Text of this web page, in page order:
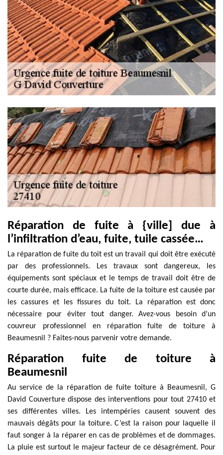
Réparation de fuite à {ville] due à
l’infiltration d’eau, fuite, tuile cassée…
La réparation de fuite du toit est un travail qui doit être exécuté
par des professionnels. Les travaux sont dangereux, les
équipements sont spéciaux et le temps de travail doit être de
courte durée, mais efficace. La fuite de la toiture est causée par
les cassures et les fissures du toit. La réparation est donc
nécessaire pour éviter tout danger. Avez-vous besoin d’un
couvreur professionnel en réparation fuite de toiture à
Beaumesnil ? Faites-nous parvenir votre demande.
Réparation fuite de toiture à
Beaumesnil
Au service de la réparation de fuite toiture à Beaumesnil, G
David Couverture dispose des interventions pour tout 27410 et
ses différentes villes. Les intempéries causent souvent des
mauvais dégâts pour la toiture. C’est la raison pour laquelle il
faut songer à la réparer en cas de problèmes et de dommages.
La pluie est surtout le majeur facteur de ce désagrément. Pour